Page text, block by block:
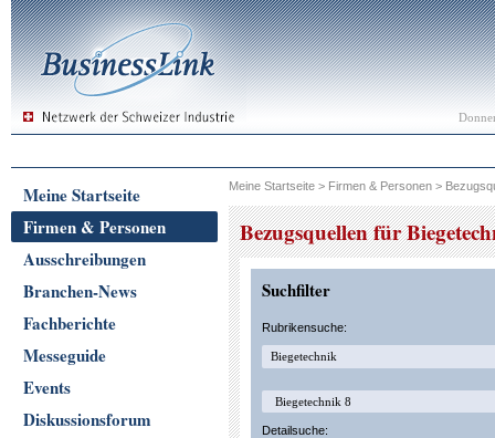
Meine Startseite
Firmen & Personen
Ausschreibungen
Branchen-News
Fachberichte
Messeguide
Events
Diskussionsforum
Meine Startseite > Firmen & Personen >
Bezugsquellen für
Suchfilter
Rubrikensuche:
Detailsuche: